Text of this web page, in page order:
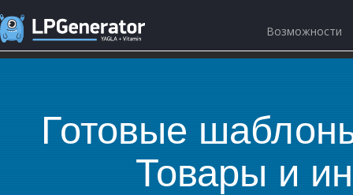
Готовые
Товары и
Возможности